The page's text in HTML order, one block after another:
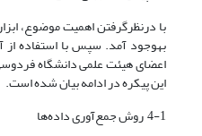
اعضای هیئت علمی دانشگاه
این پیکره در ادامه بیان شده است.
4-1 روش جمع‌آوری داده‌ها